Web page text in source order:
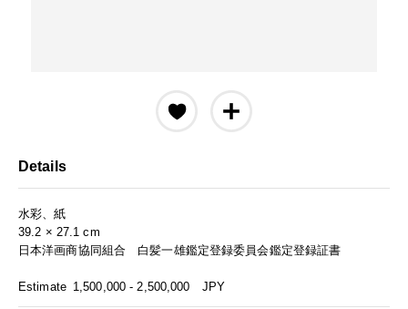
Details
水彩、紙
39.2 × 27.1 cm
日本洋画商協同組合 白髪一雄鑑定登録委員会鑑定登録証書
Estimate 1,500,000 - 2,500,000 JPY